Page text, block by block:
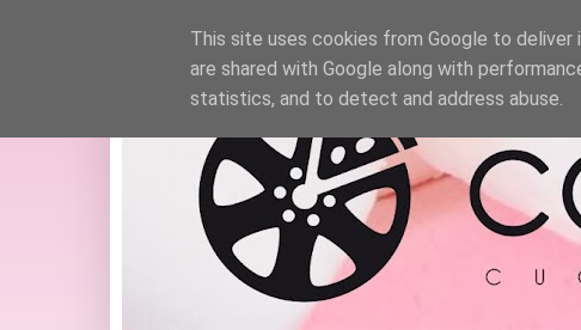
This site uses cookies from Google to
are shared with Google along with
statistics, and to detect and address abuse.